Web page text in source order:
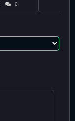
0